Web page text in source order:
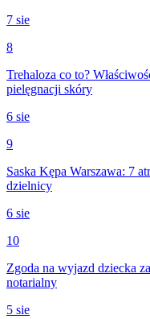
7 sie
8
Trehaloza co to?
pielęgnacji skóry
6 sie
9
Saska Kępa Warszawa: 7
dzielnicy
6 sie
10
Zgoda na wyjazd dziecka
notarialny
5 sie